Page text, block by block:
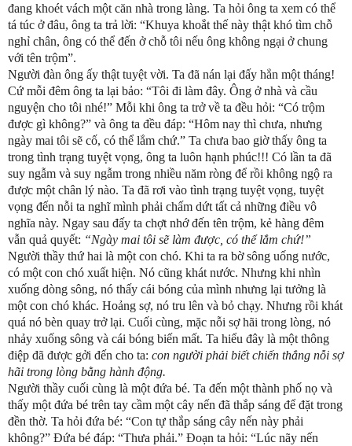
đang khoét vách một căn nhà trong làng. Ta hỏi ông ta xem có thể
tá túc ở đâu, ông ta trả lời: “Khuya khoắt thế này thật khó tìm chỗ
nghỉ chân, ông có thể đến ở chỗ tôi nếu ông không ngại ở chung
với tên trộm”.
Người đàn ông ấy thật tuyệt vời. Ta đã nán lại đấy hẳn một tháng!
Cứ mỗi đêm ông ta lại bảo: “Tôi đi làm đây. Ông ở nhà và cầu
nguyện cho tôi nhé!” Mỗi khi ông ta trở về ta đều hỏi: “Có trộm
được gì không?” và ông ta đều đáp: “Hôm nay thì chưa, nhưng
ngày mai tôi sẽ cố, có thể lắm chứ.” Ta chưa bao giờ thấy ông ta
trong tình trạng tuyệt vọng, ông ta luôn hạnh phúc!!! Có lần ta đã
suy ngẫm và suy ngẫm trong nhiều năm ròng để rồi không ngộ ra
được một chân lý nào. Ta đã rơi vào tình trạng tuyệt vọng, tuyệt
vọng đến nỗi ta nghĩ mình phải chấm dứt tất cả những điều vô
nghĩa này. Ngay sau đấy ta chợt nhớ đến tên trộm, kẻ hàng đêm
vẫn quả quyết: “Ngày mai tôi sẽ làm được, có thể lắm chứ!”
Người thầy thứ hai là một con chó. Khi ta ra bờ sông uống nước,
có một con chó xuất hiện. Nó cũng khát nước. Nhưng khi nhìn
xuống dòng sông, nó thấy cái bóng của mình nhưng lại tưởng là
một con chó khác. Hoảng sợ, nó tru lên và bỏ chạy. Nhưng rồi khát
quá nó bèn quay trở lại. Cuối cùng, mặc nỗi sợ hãi trong lòng, nó
nhảy xuống sông và cái bóng biến mất. Ta hiểu đây là một thông
điệp đã được gởi đến cho ta: con người phải biết chiến thắng nỗi sợ
hãi trong lòng bằng hành động.
Người thầy cuối cùng là một đứa bé. Ta đến một thành phố nọ và
thấy một đứa bé trên tay cầm một cây nến đã thắp sáng để đặt trong
đền thờ. Ta hỏi đứa bé: “Con tự thắp sáng cây nến này phải
không?” Đứa bé đáp: “Thưa phải.” Đoạn ta hỏi: “Lúc nãy nến